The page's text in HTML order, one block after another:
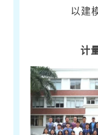
以建
计